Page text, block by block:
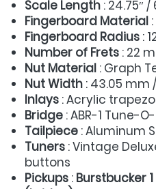
Scale Length : 24.75″
Fingerboard Material
Fingerboard Radius :
Number of Frets : 22
Nut Material : Graph
Nut Width : 43.05 mm
Inlays : Acrylic
Bridge : ABR-1 Tune-
Tailpiece : Aluminum
Tuners : Vintage
buttons
Pickups : Burstbucker